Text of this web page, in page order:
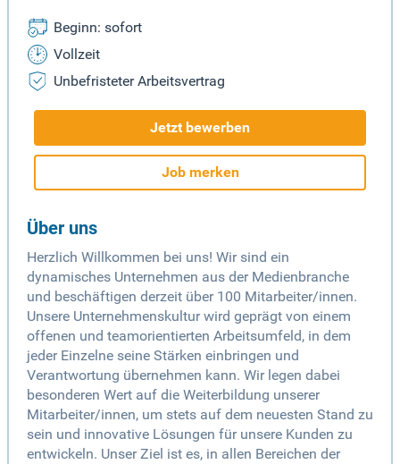
Beginn: sofort
Vollzeit
Unbefristeter Arbeitsvertrag
Jetzt bewerben
Job merken
Über uns
Herzlich Willkommen bei uns! Wir sind ein
dynamisches Unternehmen aus der Medienbranche
und beschäftigen derzeit über 100 Mitarbeiter/innen.
Unsere Unternehmenskultur wird geprägt von einem
offenen und teamorientierten Arbeitsumfeld, in dem
jeder Einzelne seine Stärken einbringen und
Verantwortung übernehmen kann. Wir legen dabei
besonderen Wert auf die Weiterbildung unserer
Mitarbeiter/innen, um stets auf dem neuesten Stand zu
sein und innovative Lösungen für unsere Kunden zu
entwickeln. Unser Ziel ist es, in allen Bereichen der